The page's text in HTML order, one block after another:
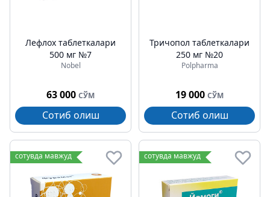
Лефлох таблеткалари
500 мг №7
Nobel
63 000 СЎМ
Сотиб олиш
Тричопол таблеткалари
250 мг №20
Polpharma
19 000 СЎМ
Сотиб олиш
сотувда мавжуд сотувда мавжуд